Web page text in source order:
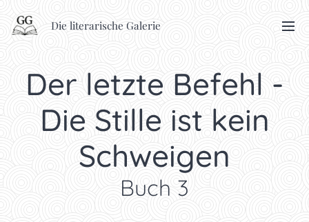
Die literarische Galerie
Der letzte Befehl -
Die Stille ist kein
Schweigen
Buch 3